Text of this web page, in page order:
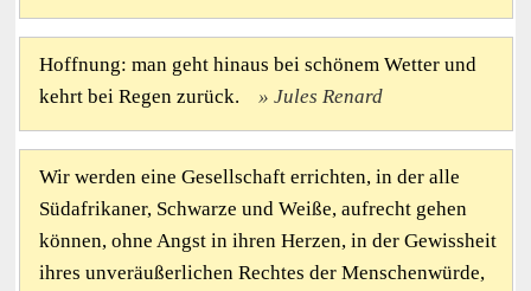
Hoffnung: man geht hinaus bei schönem Wetter und
kehrt bei Regen zurück.
Jules Renard
Wir werden eine Gesellschaft errichten, in der alle
Südafrikaner, Schwarze und Weiße, aufrecht gehen
können, ohne Angst in ihren Herzen, in der Gewissheit
ihres unveräußerlichen Rechtes der Menschenwürde,